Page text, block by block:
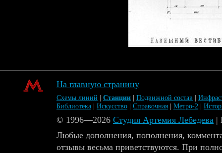
На главную страницу
Схемы линий Станции Подвижной состав
Библиотека
Искусство Справочная Метро-2
© 1996—2026 Студия Артемия Лебедева |
Любые дополнения, пополнения,
отзывы весьма приветствуются. При